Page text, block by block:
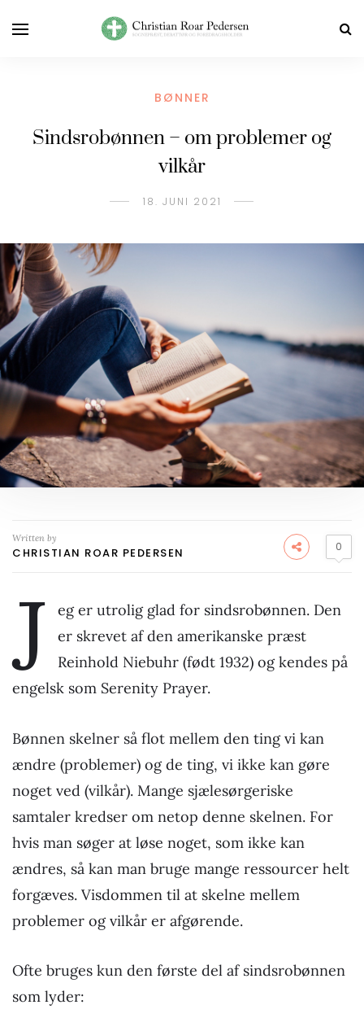
BØNNER
Sindsrobønnen – om problemer og
vilkår
18. JUNI 2021
Written by
CHRISTIAN ROAR PEDERSEN 0
J
eg er utrolig glad for sindsrobønnen. Den
er skrevet af den amerikanske præst
Reinhold Niebuhr (født 1932) og kendes på
engelsk som Serenity Prayer.
Bønnen skelner så flot mellem den ting vi kan
ændre (problemer) og de ting, vi ikke kan gøre
noget ved (vilkår). Mange sjælesørgeriske
samtaler kredser om netop denne skelnen. For
hvis man søger at løse noget, som ikke kan
ændres, så kan man bruge mange ressourcer helt
forgæves. Visdommen til at skelne mellem
problemer og vilkår er afgørende.
Ofte bruges kun den første del af sindsrobønnen
som lyder: